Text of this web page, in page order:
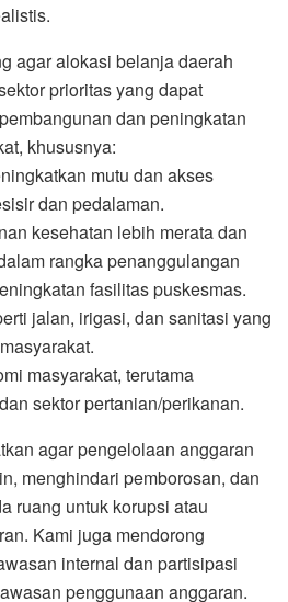
agar alokasi belanja daerah
prioritas yang dapat
dan peningkatan
khususnya:
mutu dan akses
dan pedalaman.
kesehatan lebih merata dan
rangka penanggulangan
fasilitas puskesmas.
jalan, irigasi, dan sanitasi yang
masyarakat, terutama
sektor pertanian/perikanan.
agar pengelolaan anggaran
menghindari pemborosan, dan
ruang untuk korupsi atau
Kami juga mendorong
internal dan partisipasi
penggunaan anggaran.